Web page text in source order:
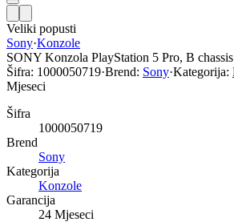
Veliki popusti
Sony·Konzole
SONY Konzola PlayStation 5 Pro, B chassis
Šifra: 1000050719·Brend: Sony·Kategorija:
Mjeseci
Šifra
1000050719
Brend
Sony
Kategorija
Konzole
Garancija
24 Mjeseci